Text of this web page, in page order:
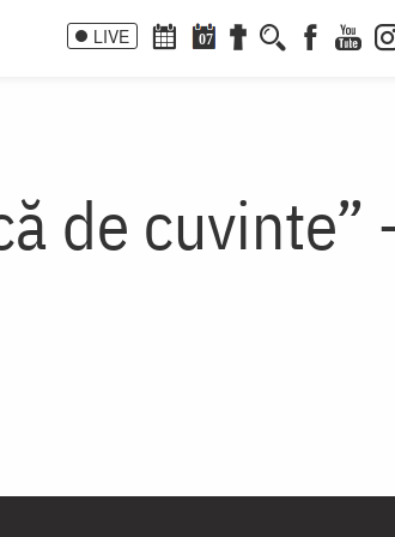
LIVE 07
de cuvinte”